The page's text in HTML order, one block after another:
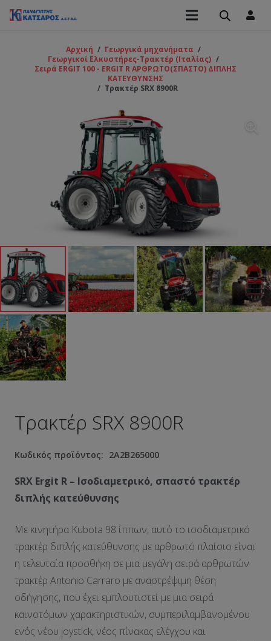
Αρχική / Γεωργικά μηχανήματα /
Γεωργικοί Ελκυστήρες-Τρακτέρ (Ιταλίας) /
Σειρά ERGIT 100 - ERGIT R ΑΡΘΡΩΤΟ(ΣΠΑΣΤΟ) ΔΙΠΛΗΣ
ΚΑΤΕΥΘΥΝΣΗΣ
/ Τρακτέρ SRX 8900R
Τρακτέρ SRX 8900R
Κωδικός προϊόντος: 2A2B265000
SRX Ergit R – Ισοδιαμετρικό, σπαστό τρακτέρ
διπλής κατεύθυνσης
Με κινητήρα Kubota 98 ίππων, αυτό το ισοδιαμετρικό
τρακτέρ διπλής κατεύθυνσης με αρθρωτό πλαίσιο είναι
η τελευταία προσθήκη σε μια μεγάλη σειρά αρθρωτών
τρακτέρ Antonio Carraro με αναστρέψιμη θέση
οδήγησης, που έχει εμπλουτιστεί με μια σειρά
καινοτόμων χαρακτηριστικών, συμπεριλαμβανομένου
ενός νέου joystick, νέος πίνακας ελέγχου και